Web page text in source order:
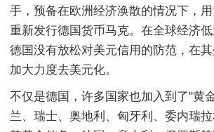
手，预备在欧洲经济涣散的情况下，
重新发行德国货币马克。在全球经济低
德国没有放松对美元信用的防范，在
加大力度去美元化。
不仅是德国，许多国家也加入到了"黄
兰、瑞士、奥地利、匈牙利、委内瑞